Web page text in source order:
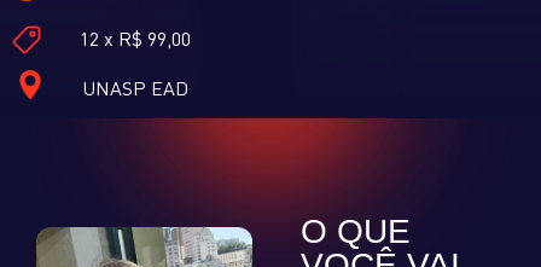
12 x R$ 99,00
UNASP EAD
O QUE